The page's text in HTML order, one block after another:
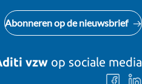
Abonneren op de nieuwsbrief
vzw op sociale media
Volg